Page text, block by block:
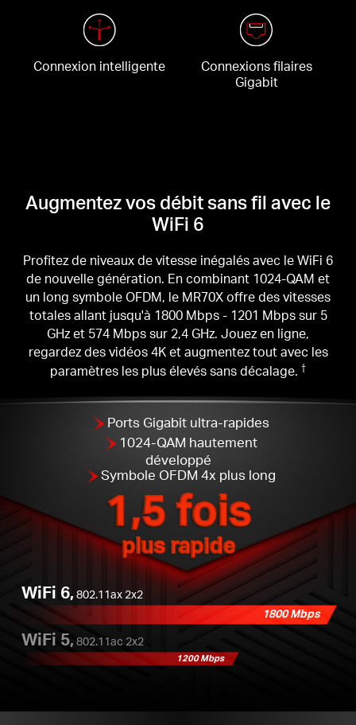
Connexion intelligente
Connexions filaires
Gigabit
Augmentez vos débit sans fil avec le
WiFi 6
Profitez de niveaux de vitesse inégalés avec le WiFi 6
de nouvelle génération. En combinant 1024-QAM et
un long symbole OFDM, le MR70X offre des vitesses
totales allant jusqu'à 1800 Mbps - 1201 Mbps sur 5
GHz et 574 Mbps sur 2,4 GHz. Jouez en ligne,
regardez des vidéos 4K et augmentez tout avec les
paramètres les plus élevés sans décalage. †
1,5 fois
plus rapide
WiFi 6, 802.11ax 2x2
WiFi 5, 802.11ac 2x2
1800 Mbps
1200 Mbps
Ports Gigabit ultra-rapides
1024-QAM hautement
développé
Symbole OFDM 4x plus long